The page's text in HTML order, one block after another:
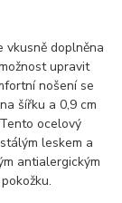
vkusně doplněna
upravit
nošení se
šířku a 0,9 cm
ocelový
leskem a
antialergickým